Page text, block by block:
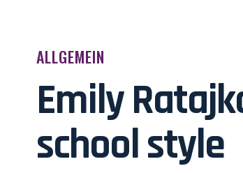
ALLGEMEIN
Emily
school style